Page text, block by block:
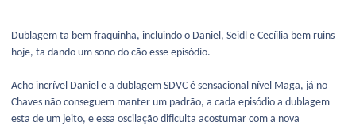
Dublagem ta bem fraquinha, incluindo o Daniel, Seidl e Cecíilia bem ruins
hoje, ta dando um sono do cão esse episódio.
Acho incrível Daniel e a dublagem SDVC é sensacional nível Maga, já no
Chaves não conseguem manter um padrão, a cada episódio a dublagem
esta de um jeito, e essa oscilação dificulta acostumar com a nova